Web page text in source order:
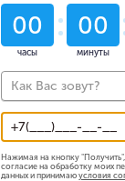
52
дни
14
часы
Нажимая на кнопку "Получить
согласие на обработку моих
данных и принимаю условия